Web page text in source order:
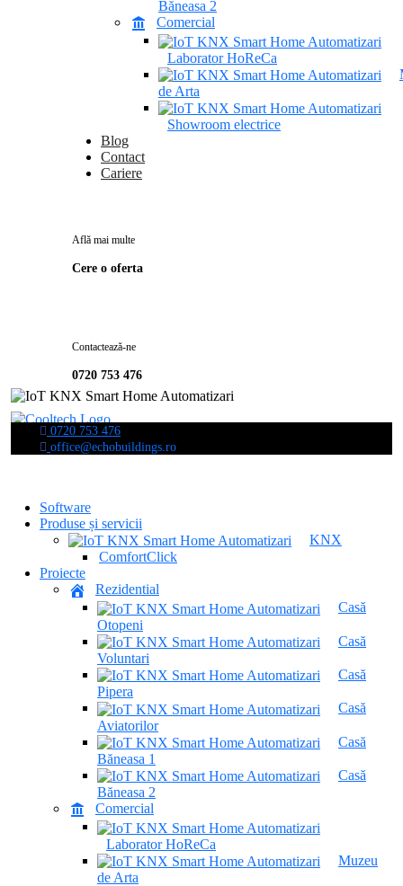
Băneasa 2
Comercial
Laborator HoReCa
de Arta
Showroom electrice
Blog
Contact
Cariere
Află mai multe
Cere o oferta
Contactează-ne
0720 753 476
0720 753 476
office@echobuildings.ro
Software
Produse și servicii
KNX
ComfortClick
Proiecte
Rezidential
Casă
Otopeni
Casă
Voluntari
Casă
Pipera
Casă
Aviatorilor
Casă
Băneasa 1
Casă
Băneasa 2
Comercial
Laborator HoReCa
Muzeu
de Arta